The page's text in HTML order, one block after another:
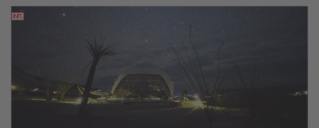
Wettbewerbsnachteilen